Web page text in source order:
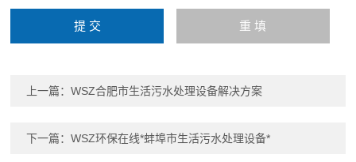
上一篇：WSZ合肥市生活污水处理设备解决方案
下一篇：WSZ环保在线*蚌埠市生活污水处理设备*